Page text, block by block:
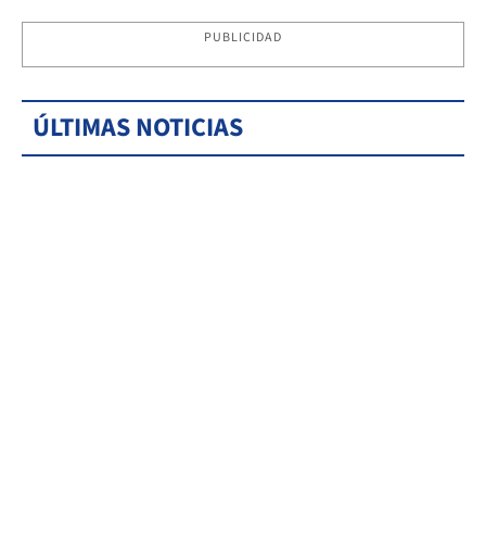
PUBLICIDAD
ÚLTIMAS NOTICIAS